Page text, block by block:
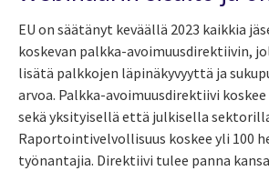
EU on säätänyt keväällä 2023 kaikkia
koskevan palkka-avoimuusdirektiivin,
lisätä palkkojen läpinäkyvyyttä ja
arvoa. Palkka-avoimuusdirektiivi
sekä yksityisellä että julkisella
Raportointivelvollisuus koskee yli 100
työnantajia. Direktiivi tulee panna